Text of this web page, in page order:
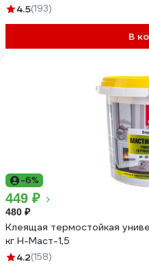
4.5(193)
В
-6%
449 ₽
480 ₽
Клеящая термостойкая
кг Н-Маст-1,5
4.2(158)